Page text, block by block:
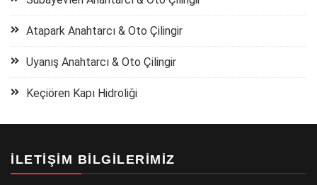
Atapark Anahtarcı & Oto Çilingir
Uyanış Anahtarcı & Oto Çilingir
Keçiören Kapı Hidroliği
İLETIŞIM BILGILERIMIZ